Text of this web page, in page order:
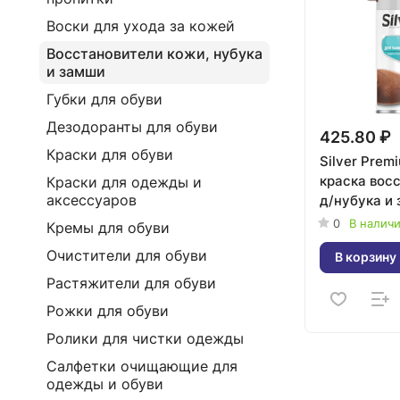
425.80 ₽
Silver
краска
д/нубука и
300мл
0 В
В корзину
Воски для ухода за кожей
Восстановители кожи, нубука
и замши
Губки для обуви
Дезодоранты для обуви
Краски для обуви
Краски для одежды и
аксессуаров
Кремы для обуви
Очистители для обуви
Растяжители для обуви
Рожки для обуви
Ролики для чистки одежды
Салфетки очищающие для
одежды и обуви